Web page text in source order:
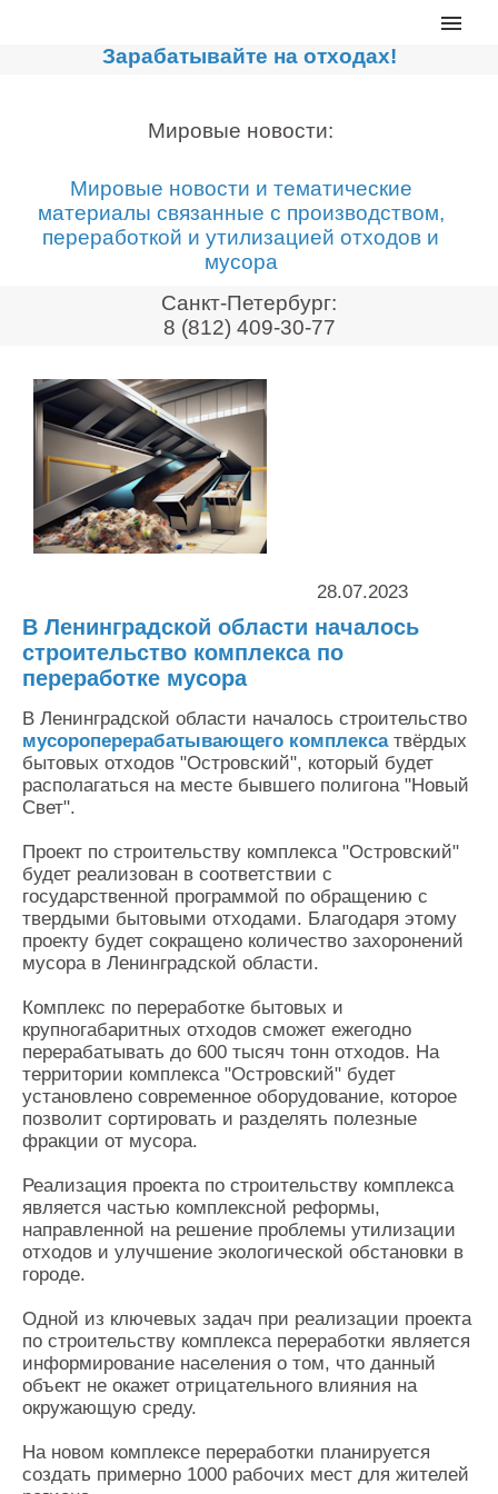
Главная
Сортировочные линии
Дробильное оборудование
Компакторы, контейнеры
Реализованные проекты
Видео
Новости компании
Мировые новости
О нас
Контакты
Оставить заявку
Зарабатывайте на отходах!
Мировые новости:
Мировые новости и тематические
материалы связанные с производством,
переработкой и утилизацией отходов и
мусора
Санкт-Петербург:
8 (812) 409-30-77
28.07.2023
В Ленинградской области началось
строительство комплекса по
переработке мусора
В Ленинградской области началось строительство
мусороперерабатывающего комплексатвёрдых
бытовых отходов "Островский", который будет
располагаться на месте бывшего полигона "Новый
Свет".
Проект по строительству комплекса "Островский"
будет реализован в соответствии с
государственной программой по обращению с
твердыми бытовыми отходами. Благодаря этому
проекту будет сокращено количество захоронений
мусора в Ленинградской области.
Комплекс по переработке бытовых и
крупногабаритных отходов сможет ежегодно
перерабатывать до 600 тысяч тонн отходов. На
территории комплекса "Островский" будет
установлено современное оборудование, которое
позволит сортировать и разделять полезные
фракции от мусора.
Реализация проекта по строительству комплекса
является частью комплексной реформы,
направленной на решение проблемы утилизации
отходов и улучшение экологической обстановки в
городе.
Одной из ключевых задач при реализации проекта
по строительству комплекса переработки является
информирование населения о том, что данный
объект не окажет отрицательного влияния на
окружающую среду.
На новом комплексе переработки планируется
создать примерно 1000 рабочих мест для жителей